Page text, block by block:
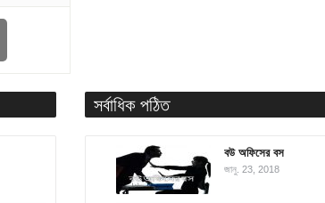
সর্বাধিক পঠিত
বউ অফিসের বস
জানু. 23, 2018